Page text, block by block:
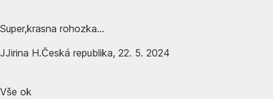
Super,krasna rohozka...
JJirina H.Česká republika, 22. 5. 2024
Vše ok